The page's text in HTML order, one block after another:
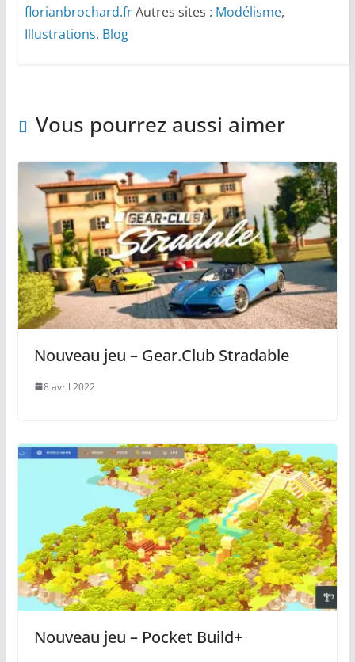
florianbrochard.frAutres sites : Modélisme,
Illustrations, Blog
Vous pourrez aussi aimer
Nouveau jeu – Gear.Club Stradable
8 avril 2022
Nouveau jeu – Pocket Build+